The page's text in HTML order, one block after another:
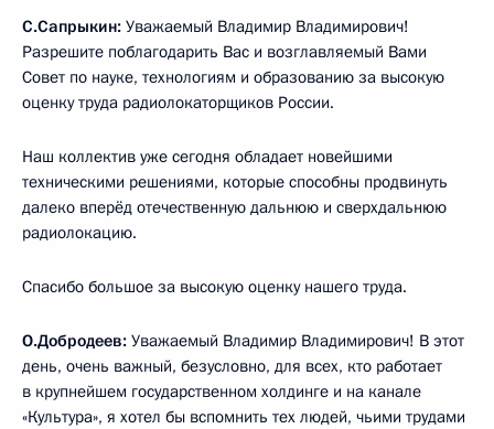
С.Сапрыкин: Уважаемый Владимир Владимирович!
Разрешите поблагодарить Вас и возглавляемый Вами
Совет по науке, технологиям и образованию за высокую
оценку труда радиолокаторщиков России.
Наш коллектив уже сегодня обладает новейшими
техническими решениями, которые способны продвинуть
далеко вперёд отечественную дальнюю и сверхдальнюю
радиолокацию.
Спасибо большое за высокую оценку нашего труда.
О.Добродеев: Уважаемый Владимир Владимирович! В этот
день, очень важный, безусловно, для всех, кто работает
в крупнейшем государственном холдинге и на канале
«Культура», я хотел бы вспомнить тех людей, чьими трудами